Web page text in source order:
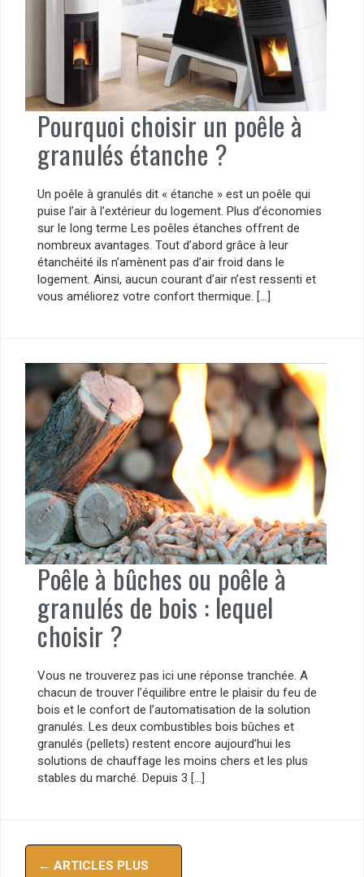
Pourquoi choisir un poêle à
granulés étanche ?
Un poêle à granulés dit « étanche » est un poêle qui
puise l’air à l’extérieur du logement. Plus d’économies
sur le long terme Les poêles étanches offrent de
nombreux avantages. Tout d’abord grâce à leur
étanchéité ils n’amènent pas d’air froid dans le
logement. Ainsi, aucun courant d’air n’est ressenti et
vous améliorez votre confort thermique. […]
Poêle à bûches ou poêle à
granulés de bois : lequel
choisir ?
Vous ne trouverez pas ici une réponse tranchée. A
chacun de trouver l’équilibre entre le plaisir du feu de
bois et le confort de l’automatisation de la solution
granulés. Les deux combustibles bois bûches et
granulés (pellets) restent encore aujourd’hui les
solutions de chauffage les moins chers et les plus
stables du marché. Depuis 3 […]
Navigation
← ARTICLES PLUS